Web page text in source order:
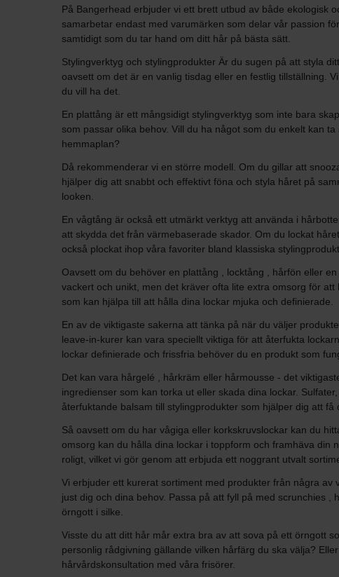
På Bangerhead erbjuder vi ett brett utbud av både ekologisk
samarbetar endast med varumärken som delar vår passion
samtidigt som du tar hand om ditt hår på bästa sätt.
Stylingverktyg och stylingprodukter Är du sugen på att styla
oavsett om det är en vanlig tisdag eller en festlig tillställning.
du vill ha det.
En plattång är ett mångsidigt stylingverktyg som inte bara
som passar olika behov. Vill du ha något som du enkelt kan
hemmaplan?
Då rekommenderar vi en större modell. Om du gillar att
hjälper dig att snabbt och effektivt föna och styla håret på
looken.
En vågtång är också ett utmärkt verktyg att använda i
att skydda det från värmebaserade skador. Om du lockat
också plockat ihop våra favoriter bland klassiska
Oavsett om du behöver en plattång , locktång , hårfön eller
vackert och unikt, men det kräver ofta lite extra omsorg för
som kan hjälpa till att hålla dina lockar mjuka och definierade.
En av de viktigaste sakerna att tänka på när du väljer
leave-in-kurer kan vara speciellt viktiga för att återfukta
lockar definierade och frissfria behöver du en produkt som
Det kan vara hårgelé , hårkräm eller hårmousse - det
ingredienser som kan torka ut eller skada dina lockar.
återfuktande balsam till stylingprodukter som hjälper dig att få
Så oavsett om du har vågiga eller korkskruvslockar kan du
omsorg kan du hålla dina lockar i toppform och framhäva din
roligt, vilket vi gör genom att erbjuda ett noggrant utvalt
Vi erbjuder ett kurerat sortiment med produkter från några
just dig och dina behov. Passa på att fyll på med scrunchies
örngott i silke.
Visste du att ditt hår mår extra bra av att sova på ett örngott
personlig rådgivning gällande vilken hårfärg du ska välja?
hårvårdskonsultation med våra frisörer.